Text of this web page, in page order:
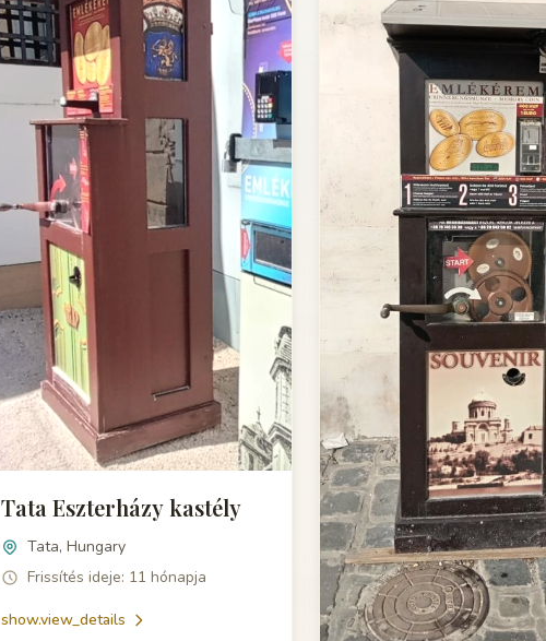
Tata Eszterházy kastély
Tata, Hungary
Frissítés ideje: 11 hónapja
show.view_details